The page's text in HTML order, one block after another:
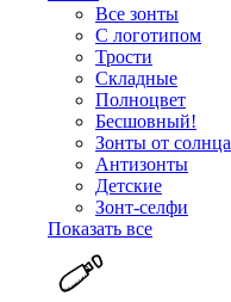
Все зонты
С логотипом
Трости
Складные
Полноцвет
Бесшовный!
Зонты от солнца
Антизонты
Детские
Зонт-селфи
Показать все